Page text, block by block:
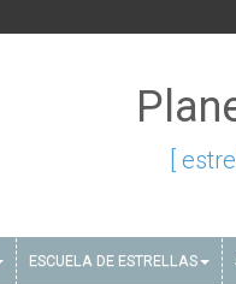
[
ESCUELA DE ESTRELLAS